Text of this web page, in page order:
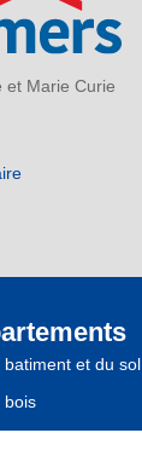
et Marie Curie
batiment et du sol
bois